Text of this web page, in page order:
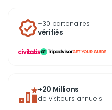
+30 partenaires
vérifiés
...
+20 Millions
de visiteurs annuels